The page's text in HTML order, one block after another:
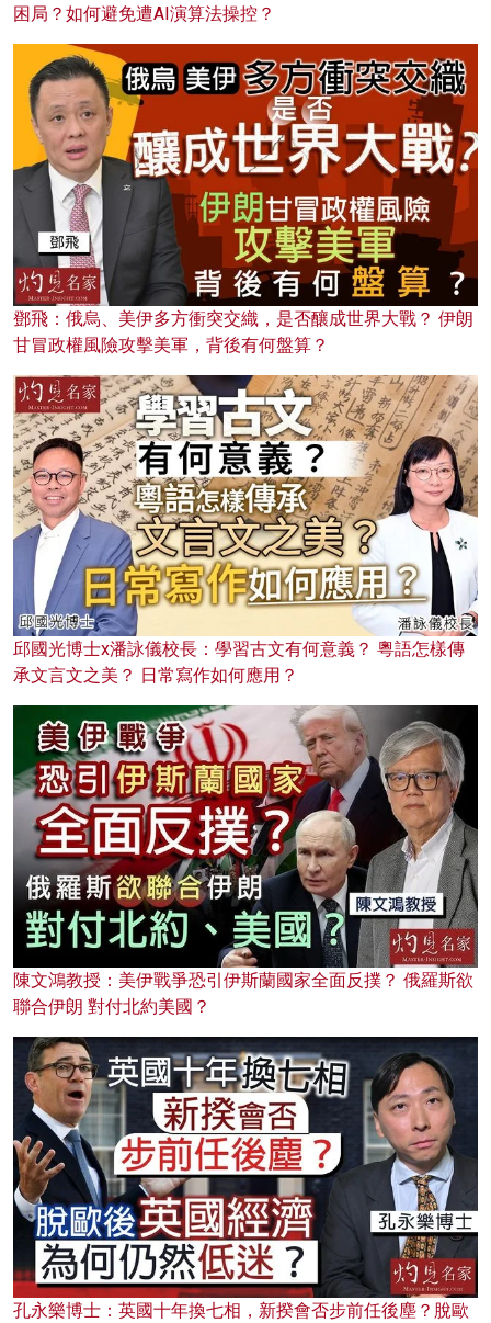
困局？如何避免遭AI演算法操控？
鄧飛：俄烏、美伊多方衝突交織，是否釀成世界大戰？ 伊朗
甘冒政權風險攻擊美軍，背後有何盤算？
邱國光博士x潘詠儀校長：學習古文有何意義？ 粵語怎樣傳
承文言文之美？ 日常寫作如何應用？
陳文鴻教授：美伊戰爭恐引伊斯蘭國家全面反撲？ 俄羅斯欲
聯合伊朗 對付北約美國？
孔永樂博士：英國十年換七相，新揆會否步前任後塵？脫歐